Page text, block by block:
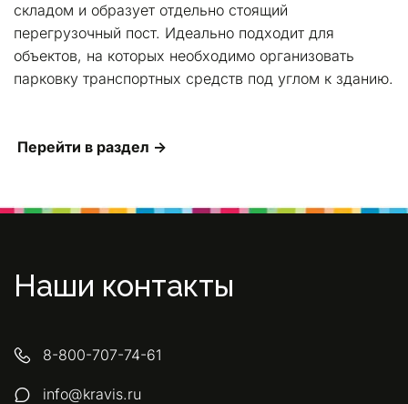
складом и образует отдельно стоящий
перегрузочный пост. Идеально подходит для
объектов, на которых необходимо организовать
парковку транспортных средств под углом к зданию.
Перейти в раздел →
Наши контакты
8-800-707-74-61
info@kravis.ru